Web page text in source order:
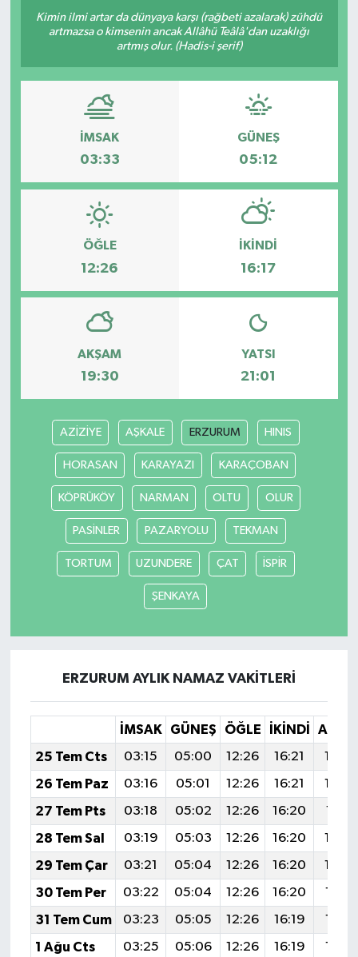
Kimin ilmi artar da dünyaya karşı (rağbeti azalarak) zühdü
artmazsa o kimsenin ancak Allâhü Teâlâ'dan uzaklığı
artmış olur. (Hadis-i şerif)
İMSAK
03:33
GÜNEŞ
05:12
ÖĞLE
12:26
İKINDI
16:17
AKŞAM
19:30
YATSI
21:01
AZİZİYE AŞKALE ERZURUM HINIS
HORASAN KARAYAZI KARAÇOBAN
KÖPRÜKÖY NARMAN OLTU OLUR
PASİNLER PAZARYOLU TEKMAN
TORTUM UZUNDERE ÇAT İSPİR
ŞENKAYA
ERZURUM AYLIK NAMAZ VAKITLERI
İMSAK GÜNEŞ ÖĞLE İKINDI
25 Tem Cts
03:15 05:00 12:26 16:21
26 Tem Paz
03:16 05:01 12:26 16:21
27 Tem Pts
03:18 05:02 12:26 16:20
19:41
28 Tem Sal
03:19 05:03 12:26 16:20
29 Tem Çar
03:21 05:04 12:26 16:20
30 Tem Per
03:22 05:04 12:26 16:20
19:38
31 Tem Cum
03:23 05:05 12:26 16:19
19:37
1 Ağu Cts
03:25 05:06 12:26 16:19
19:36